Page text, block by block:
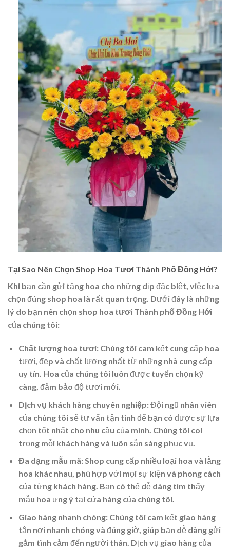
Tại Sao Nên Chọn Shop Hoa Tươi Thành Phố Đồng Hới?
Khi bạn cần gửi tặng hoa cho những dịp đặc biệt, việc lựa
chọn đúng shop hoa là rất quan trọng. Dưới đây là những
lý do bạn nên chọn shop hoa tươi Thành phố Đồng Hới
của chúng tôi:
Chất lượng hoa tươi: Chúng tôi cam kết cung cấp hoa
tươi, đẹp và chất lượng nhất từ những nhà cung cấp
uy tín. Hoa của chúng tôi luôn được tuyển chọn kỹ
càng, đảm bảo độ tươi mới.
Dịch vụ khách hàng chuyên nghiệp: Đội ngũ nhân viên
của chúng tôi sẽ tư vấn tận tình để bạn có được sự lựa
chọn tốt nhất cho nhu cầu của mình. Chúng tôi coi
trọng mỗi khách hàng và luôn sẵn sàng phục vụ.
Đa dạng mẫu mã: Shop cung cấp nhiều loại hoa và lẵng
hoa khác nhau, phù hợp với mọi sự kiện và phong cách
của từng khách hàng. Bạn có thể dễ dàng tìm thấy
mẫu hoa ưng ý tại cửa hàng của chúng tôi.
Giao hàng nhanh chóng: Chúng tôi cam kết giao hàng
tận nơi nhanh chóng và đúng giờ, giúp bạn dễ dàng gửi
gắm tình cảm đến người thân. Dịch vụ giao hàng của